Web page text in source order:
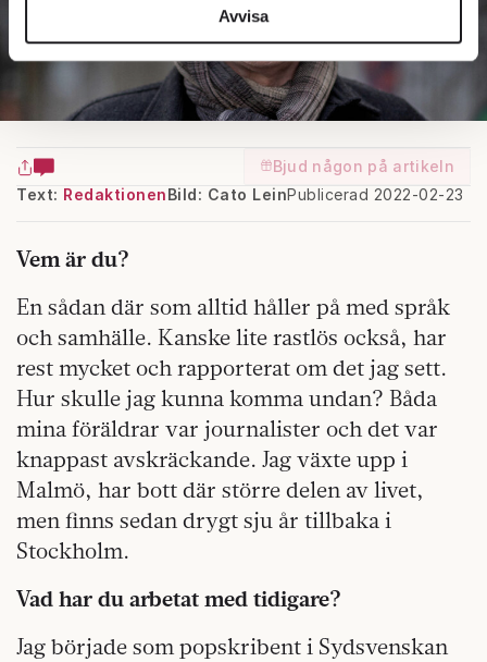
information från din enhet till de sociala medier och
annons- och analysföretag som vi samarbetar med.
Dessa kan i sin tur kombinera informationen med annan
information som du har tillhandahållit eller som de har
samlat in när du har använt deras tjänster.
Om du vill läsa mer om hur vi hanterar personuppgifter
kan du göra det
Avvisa
Bjud någon på artikeln
Text: Redaktionen Publicerad 2022-02-23
Bild: Cato Lein
Vem är du?
En sådan där som alltid håller på med språk
och samhälle. Kanske lite rastlös också, har
rest mycket och rapporterat om det jag sett.
Hur skulle jag kunna komma undan? Båda
mina föräldrar var journalister och det var
knappast avskräckande. Jag växte upp i
Malmö, har bott där större delen av livet,
men finns sedan drygt sju år tillbaka i
Stockholm.
Vad har du arbetat med tidigare?
Jag började som popskribent i Sydsvenskan